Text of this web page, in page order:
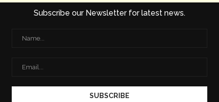
Subscribe our Newsletter for latest news.